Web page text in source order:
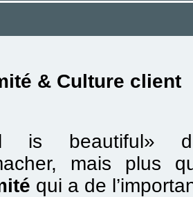
& Culture client
is beautiful»
mais plus
qui a de